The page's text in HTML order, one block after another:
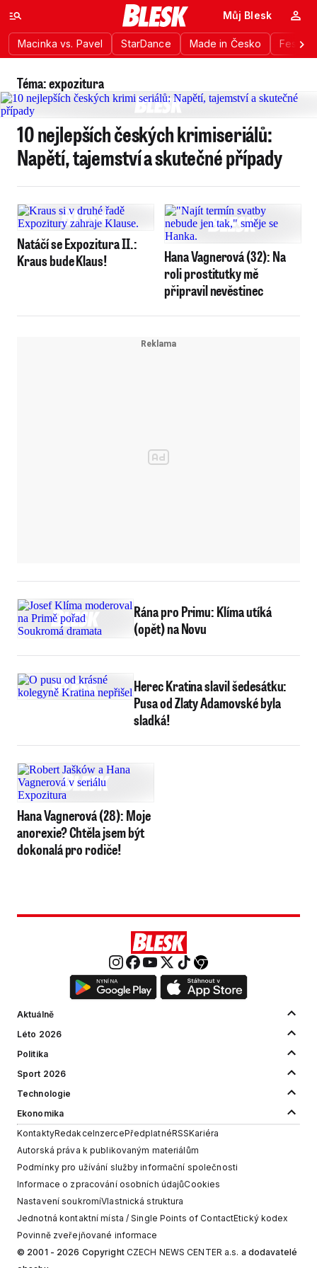
Macinka vs. Pavel StarDance Made in Česko
Můj Blesk
Téma: expozitura
10 nejlepších českých krimiseriálů:
Napětí, tajemství a skutečné případy
Natáčí se Expozitura II.:
Kraus bude Klaus!
Hana Vagnerová (32): Na
roli prostitutky mě
připravil nevěstinec
Rána pro Primu: Klíma utíká
(opět) na Novu
Herec Kratina slavil šedesátku:
Pusa od Zlaty Adamovské byla
sladká!
Hana Vagnerová (28): Moje
anorexie? Chtěla jsem být
dokonalá pro rodiče!
Aktuálně
Léto 2026
Politika
Sport 2026
Technologie
Ekonomika
KontaktyRedakceInzercePředplatnéRSSKariéra
Autorská práva k publikovaným materiálům
Podmínky pro užívání služby informační společnosti
Informace o zpracování osobních údajůCookies
Nastavení soukromíVlastnická struktura
Jednotná kontaktní místa / Single Points of ContactEtický kodex
Povinně zveřejňované informace
© 2001 - 2026 Copyright CZECH NEWS CENTER a.s. a dodavatelé